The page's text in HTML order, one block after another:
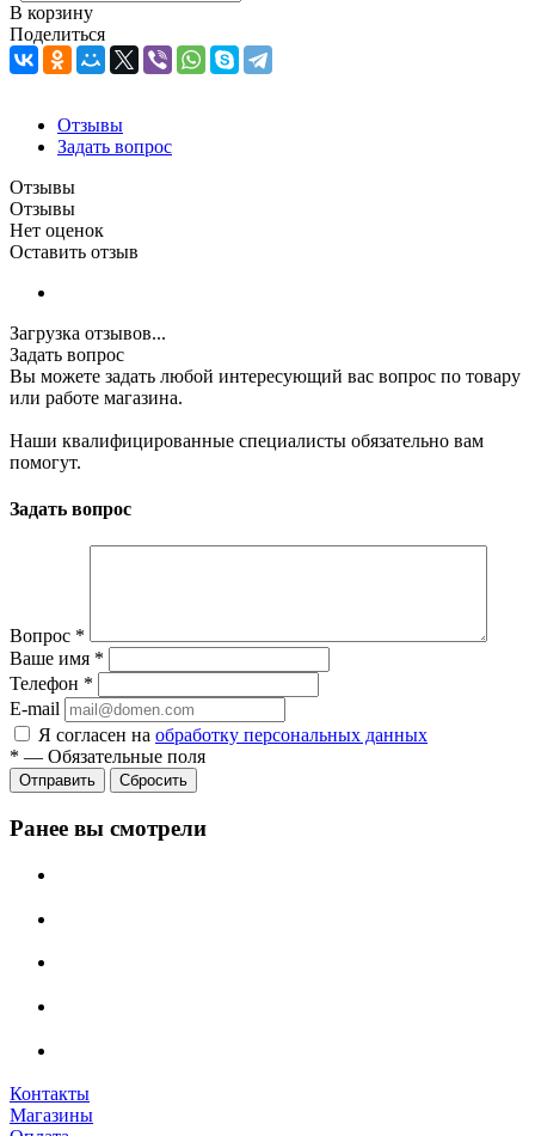
В корзину
Поделиться
Отзывы
Задать вопрос
Отзывы
Отзывы
Нет оценок
Оставить отзыв
Загрузка отзывов...
Задать вопрос
Вы можете задать любой интересующий вас вопрос по товару
или работе магазина.
Наши квалифицированные специалисты обязательно вам
помогут.
Задать вопрос
Вопрос *
Ваше имя *
Телефон *
E-mail
Я согласен на обработку персональных данных
* — Обязательные поля
Сбросить
Ранее вы смотрели
Контакты
Магазины